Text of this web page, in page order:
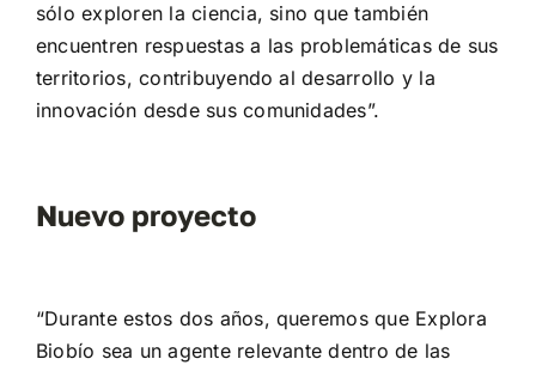
sólo exploren la ciencia, sino que también
encuentren respuestas a las problemáticas de sus
territorios, contribuyendo al desarrollo y la
innovación desde sus comunidades”.
Nuevo proyecto
“Durante estos dos años, queremos que Explora
Biobío sea un agente relevante dentro de las